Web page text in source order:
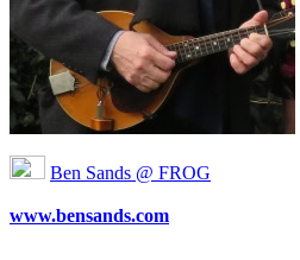
Ben Sands @ FROG
www.bensands.com